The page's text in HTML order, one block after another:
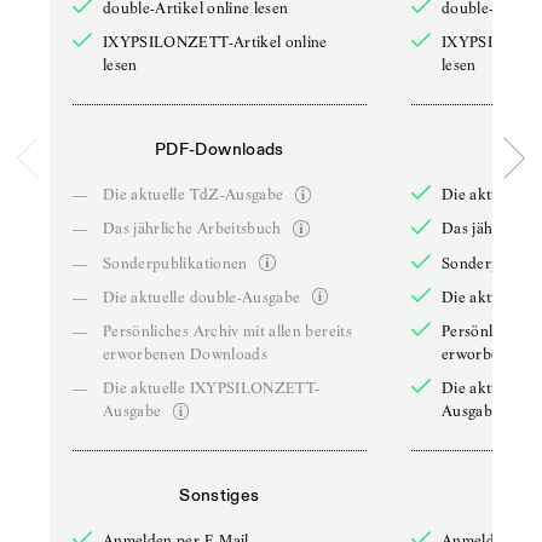
double-Artikel online lesen
IXYPSILONZETT-Artikel online
lesen
PDF-Downloads
—
Die aktuelle TdZ-Ausgabe
—
Das jährliche Arbeitsbuch
—
Sonderpublikationen
—
Die aktuelle double-Ausgabe
—
Persönliches Archiv mit allen bereits
erworbenen Downloads
—
Die aktuelle IXYPSILONZETT-
Ausgabe
Sonstiges
double-
lesen
Die aktuelle
Das jährliche
Die aktuelle
Persönliches
erworbenen
Die aktuelle
Ausgabe